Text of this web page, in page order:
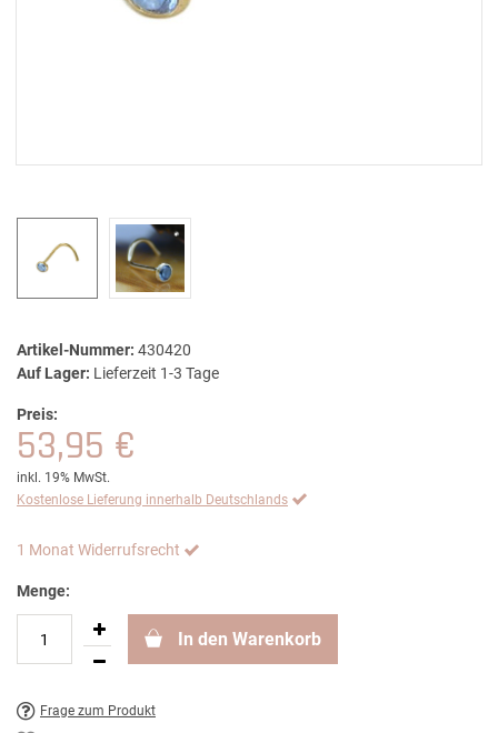
Artikel-Nummer: 430420
Auf Lager: Lieferzeit 1-3 Tage
Preis:
53,95 €
inkl. 19% MwSt.
Kostenlose Lieferung innerhalb Deutschlands
1 Monat Widerrufsrecht
Menge:
In den Warenkorb
Frage zum Produkt